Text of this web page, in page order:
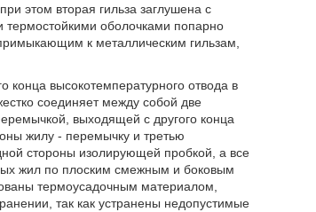
этом вторая гильза заглушена с
оболочками попарно
к металлическим гильзам,
конца высокотемпературного отвода в
соединяет между собой две
выходящей с другого конца
жилу - перемычку и третью
стороны изолирующей пробкой, а все
жил по плоским смежным и боковым
термоусадочным материалом,
так как устранены недопустимые